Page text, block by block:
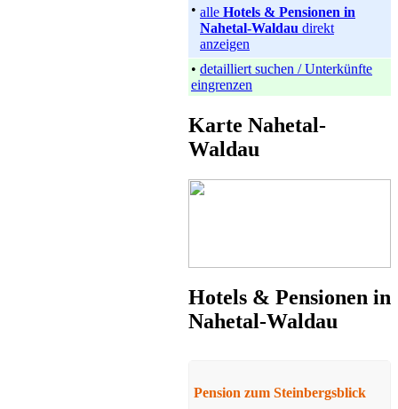
Pension
Nesse-Apfelstädt
ab 26 EUR/Tag
Preis auf Anfrage
• alle Hotels & Pensionen in
Nahetal-Waldau direkt
anzeigen
• detailliert suchen / Unterkünfte
eingrenzen
Karte Nahetal-
Waldau
Hotels & Pensionen in
Nahetal-Waldau
Pension zum Steinbergsblick